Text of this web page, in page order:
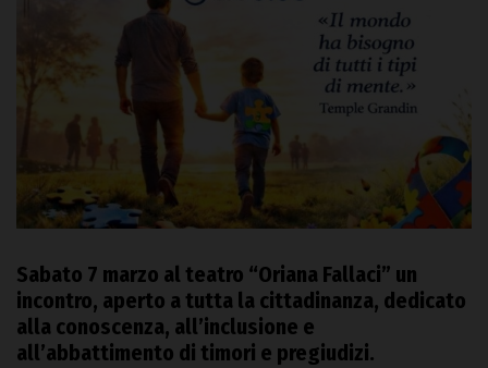
Sabato 7 marzo al teatro “Oriana Fallaci” un
incontro, aperto a tutta la cittadinanza, dedicato
alla conoscenza, all’inclusione e
all’abbattimento di timori e pregiudizi.